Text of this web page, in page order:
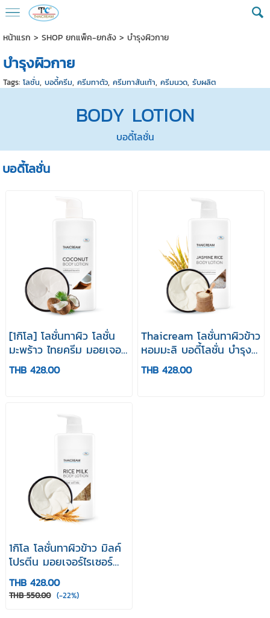
หน้าแรก > SHOP ยกแพ็ค-ยกลัง> บำรุงผิวกาย
บำรุงผิวกาย
Tags: โลชั่น, บอดี้ครีม, ครีมทาตัว, ครีมทาส้นเท้า, ครีมนวด, รับผลิต
BODY LOTION
บอดี้โลชั่น
บอดี้โลชั่น
[1กิโล] โลชั่นทาผิว โลชั่น
มะพร้าว ไทยครีม มอยเจอร์
ไรเซอร์ มะพร้าว
Thaicream Coconut
THB 428.00
Thaicream โลชั่นทาผิวข้าว
หอมมะลิ บอดี้โลชั่น บำรุง
ผิวแห้ง Jasmine Rice
Body Lotion
THB 428.00
1กิโล โลชั่นทาผิวข้าว มิลค์
โปรตีน มอยเจอร์ไรเซอร์
ไทยครีม Thaicream Rice
Milk Body Lotion
THB 428.00
THB 550.00 (-22%)